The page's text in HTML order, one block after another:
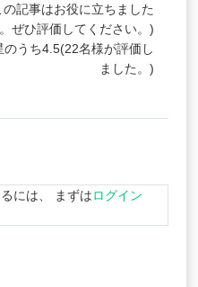
の記事はお役に立ちました
ぜひ評価してください。)
のうち4.5(22名様が評価し
ました。)
には、 まずはログイン